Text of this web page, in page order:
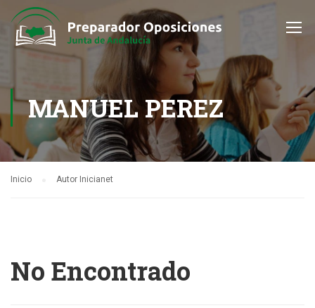
MANUEL PEREZ
Inicio Autor Inicianet
No Encontrado